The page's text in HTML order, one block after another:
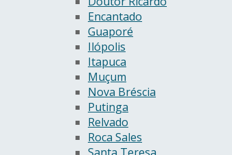
Encantado
Guaporé
Ilópolis
Itapuca
Muçum
Nova Bréscia
Putinga
Relvado
Roca Sales